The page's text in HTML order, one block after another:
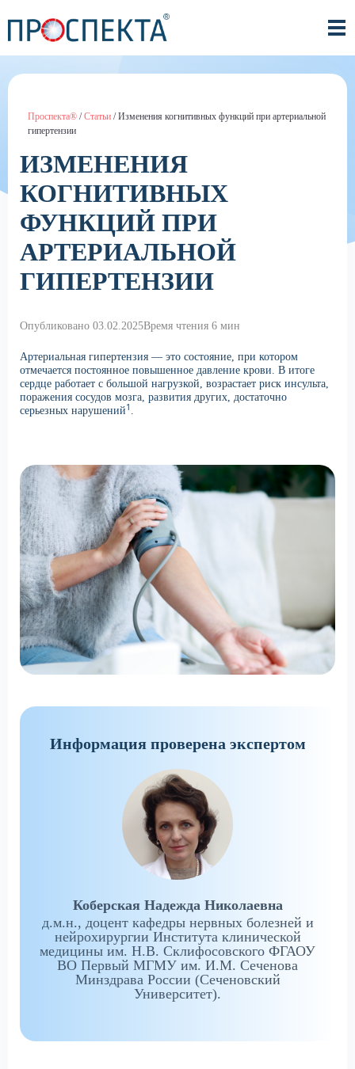
Проспекта® /Статьи /Изменения когнитивных функций при артериальной
гипертензии
ИЗМЕНЕНИЯ
КОГНИТИВНЫХ
ФУНКЦИЙ ПРИ
АРТЕРИАЛЬНОЙ
ГИПЕРТЕНЗИИ
Опубликовано 03.02.2025Время чтения 6 мин
Артериальная гипертензия — это состояние, при котором
отмечается постоянное повышенное давление крови. В итоге
сердце работает с большой нагрузкой, возрастает риск инсульта,
поражения сосудов мозга, развития других, достаточно
серьезных нарушений1 .
Информация проверена экспертом
Коберская Надежда Николаевна
д.м.н., доцент кафедры нервных болезней и
нейрохирургии Института клинической
медицины им. Н.В. Склифосовского ФГАОУ
ВО Первый МГМУ им. И.М. Сеченова
Минздрава России (Сеченовский
Университет).